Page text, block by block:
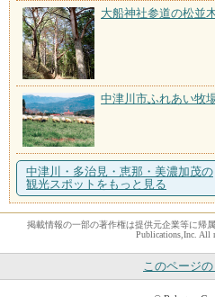
大船神社参道の松並
中津川市ふれあい牧
中津川・多治見・恵那・美濃加茂の
観光スポットをもっと見る
掲載情報の一部の著作権は提供元企業等に帰
Publications,Inc. All
このページ